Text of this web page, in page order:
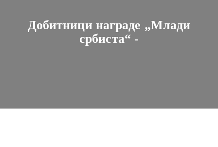
Добитници награде „Млади
србиста“ -